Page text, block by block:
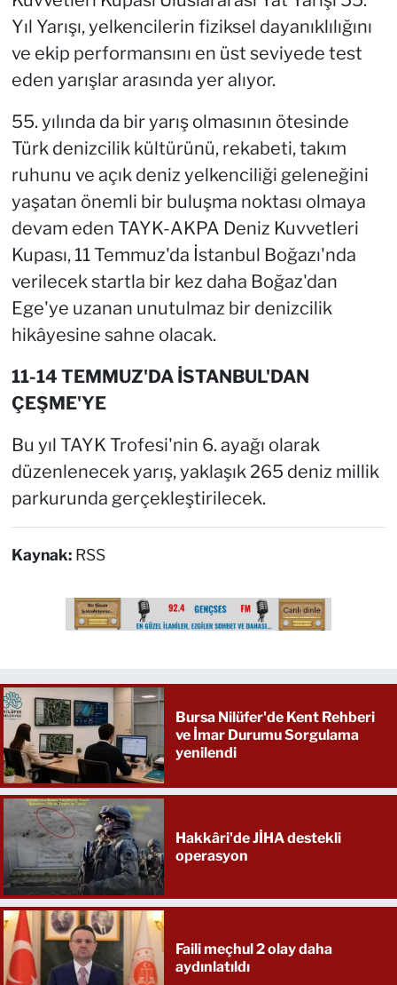
Yıl Yarışı, yelkencilerin fiziksel dayanıklılığını
ve ekip performansını en üst seviyede test
eden yarışlar arasında yer alıyor.
55. yılında da bir yarış olmasının ötesinde
Türk denizcilik kültürünü, rekabeti, takım
ruhunu ve açık deniz yelkenciliği geleneğini
yaşatan önemli bir buluşma noktası olmaya
devam eden TAYK-AKPA Deniz Kuvvetleri
Kupası, 11 Temmuz'da İstanbul Boğazı'nda
verilecek startla bir kez daha Boğaz'dan
Ege'ye uzanan unutulmaz bir denizcilik
hikâyesine sahne olacak.
11-14 TEMMUZ'DA İSTANBUL'DAN
ÇEŞME'YE
Bu yıl TAYK Trofesi'nin 6. ayağı olarak
düzenlenecek yarış, yaklaşık 265 deniz millik
parkurunda gerçekleştirilecek.
Kaynak: RSS
Bursa Nilüfer'de Kent Rehberi
ve İmar Durumu Sorgulama
yenilendi
Hakkâri'de JİHA destekli
operasyon
Faili meçhul 2 olay daha
aydınlatıldı